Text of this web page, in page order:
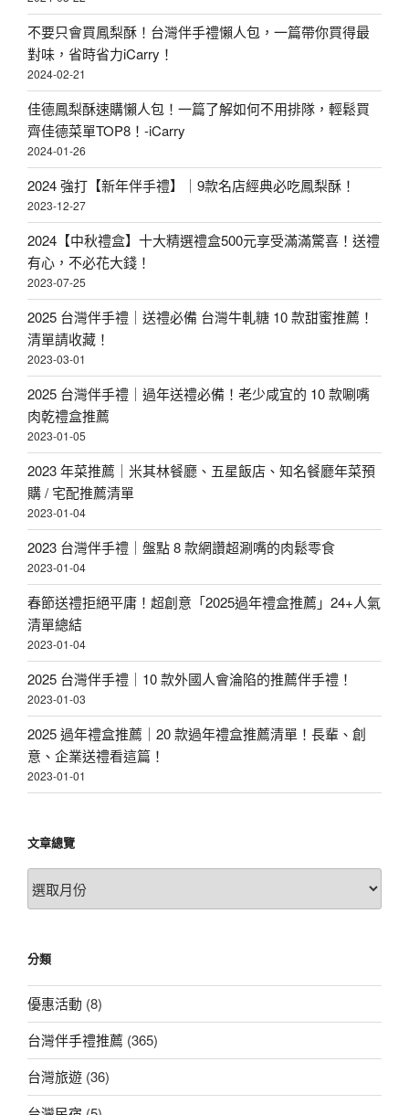
不要只會買鳳梨酥！台灣伴手禮懶人包，一篇帶你買得最
對味，省時省力iCarry！
2024-02-21
佳德鳳梨酥速購懶人包！一篇了解如何不用排隊，輕鬆買
齊佳德菜單TOP8！-iCarry
2024-01-26
2024 強打【新年伴手禮】｜9款名店經典必吃鳳梨酥！
2023-12-27
2024【中秋禮盒】十大精選禮盒500元享受滿滿驚喜！送禮
有心，不必花大錢！
2023-07-25
2025 台灣伴手禮｜送禮必備 台灣牛軋糖 10 款甜蜜推薦！
清單請收藏！
2023-03-01
2025 台灣伴手禮｜過年送禮必備！老少咸宜的 10 款唰嘴
肉乾禮盒推薦
2023-01-05
2023 年菜推薦｜米其林餐廳、五星飯店、知名餐廳年菜預
購 / 宅配推薦清單
2023-01-04
2023 台灣伴手禮｜盤點 8 款網讚超涮嘴的肉鬆零食
2023-01-04
春節送禮拒絕平庸！超創意「2025過年禮盒推薦」24+人氣
清單總結
2023-01-04
2025 台灣伴手禮｜10 款外國人會淪陷的推薦伴手禮！
2023-01-03
2025 過年禮盒推薦｜20 款過年禮盒推薦清單！長輩、創
意、企業送禮看這篇！
2023-01-01
文章總覽
文
章
分類
優惠活動 (8)
台灣伴手禮推薦 (365)
台灣旅遊 (36)